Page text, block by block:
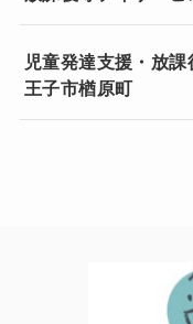
児童発達支援・放
王子市楢原町